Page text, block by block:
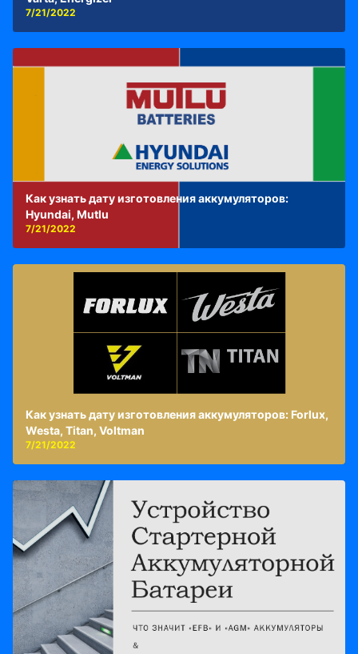
7/21/2022
Как узнать дату изготовления аккумуляторов:
Hyundai, Mutlu
7/21/2022
Как узнать дату изготовления аккумуляторов: Forlux,
Westa, Titan, Voltman
7/21/2022